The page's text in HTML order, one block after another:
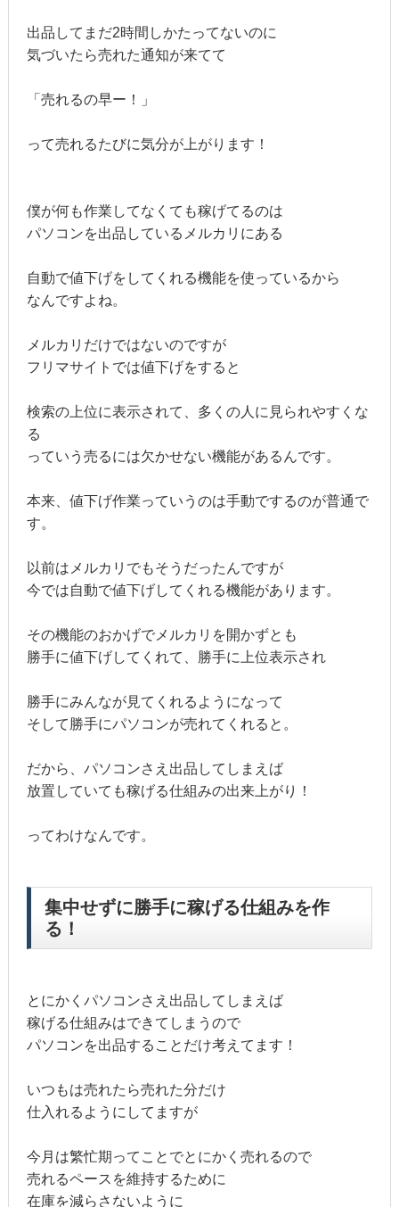
出品してまだ2時間しかたってないのに
気づいたら売れた通知が来てて
「売れるの早ー！」
って売れるたびに気分が上がります！
僕が何も作業してなくても稼げてるのは
パソコンを出品しているメルカリにある
自動で値下げをしてくれる機能を使っているから
なんですよね。
メルカリだけではないのですが
フリマサイトでは値下げをすると
検索の上位に表示されて、多くの人に見られやすくな
る
っていう売るには欠かせない機能があるんです。
本来、値下げ作業っていうのは手動でするのが普通で
す。
以前はメルカリでもそうだったんですが
今では自動で値下げしてくれる機能があります。
その機能のおかげでメルカリを開かずとも
勝手に値下げしてくれて、勝手に上位表示され
勝手にみんなが見てくれるようになって
そして勝手にパソコンが売れてくれると。
だから、パソコンさえ出品してしまえば
放置していても稼げる仕組みの出来上がり！
ってわけなんです。
集中せずに勝手に稼げる仕組みを作
る！
とにかくパソコンさえ出品してしまえば
稼げる仕組みはできてしまうので
パソコンを出品することだけ考えてます！
いつもは売れたら売れた分だけ
仕入れるようにしてますが
今月は繁忙期ってことでとにかく売れるので
売れるペースを維持するために
在庫を減らさないように